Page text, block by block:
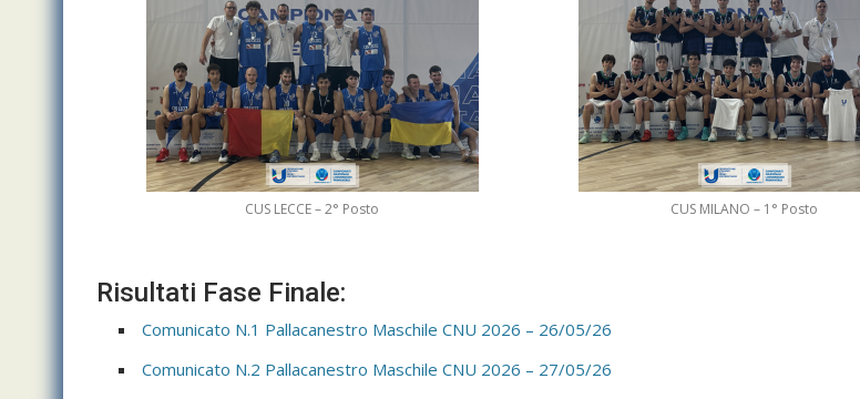
CUS LECCE – 2° Posto CUS MILANO – 1° Posto
Risultati Fase Finale:
Comunicato N.1 Pallacanestro Maschile CNU 2026 – 26/05/26
Comunicato N.2 Pallacanestro Maschile CNU 2026 – 27/05/26